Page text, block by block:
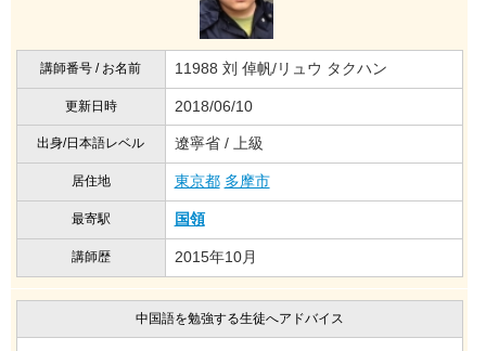
講師番号 / お名前 11988 刘 倬帆/リュウ タクハン
更新日時 2018/06/10
出身/日本語レベル 遼寧省 / 上級
居住地 東京都 多摩市
最寄駅 国領
講師歴 2015年10月
中国語を勉強する生徒へアドバイス